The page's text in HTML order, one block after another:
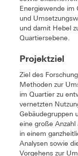
Energiewende im
und
und damit Hebel
Quartiersebene.
Projektziel
Ziel des
Methoden zur
im Quartier zu
vernetzten
Gebäudegruppen
eine große
in einem
Analysen sowie
Vorgehens zur